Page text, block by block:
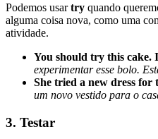
Podemos usartry quando
alguma coisa nova, como uma
atividade.
You should try this cake.
experimentar esse bolo.
She tried a new dress for
um novo vestido para o
3. Testar